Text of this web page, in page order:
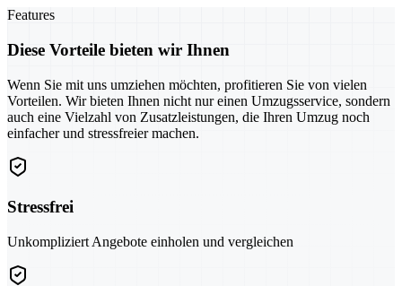
Features
Diese Vorteile bieten wir Ihnen
Wenn Sie mit uns umziehen möchten, profitieren Sie von vielen
Vorteilen. Wir bieten Ihnen nicht nur einen Umzugsservice, sondern
auch eine Vielzahl von Zusatzleistungen, die Ihren Umzug noch
einfacher und stressfreier machen.
Stressfrei
Unkompliziert Angebote einholen und vergleichen